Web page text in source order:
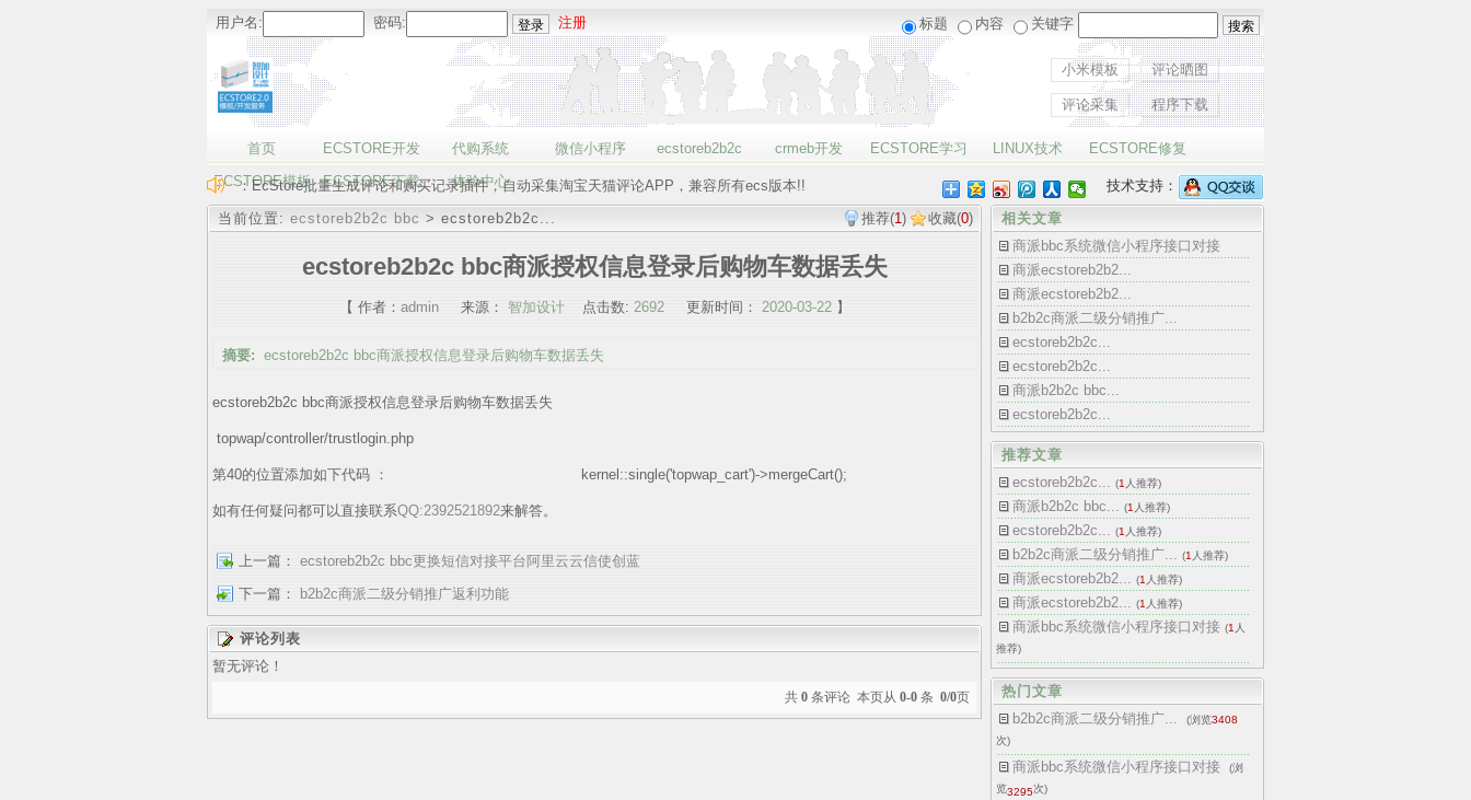
用户名: 密码: 注册 标题 内容 关键字
小米模板 评论晒图
评论采集 程序下载
首页 ECSTORE开发 代购系统 微信小程序
ecstoreb2b2c
bbc
crmeb开发 ECSTORE学习 LINUX技术
ECSTORE修复
ECSTORE模板
ECSTORE下载 体验中心
：EcStore批量生成评论和购买记录插件，自动采集淘宝天猫评论APP，兼容所有ecs版本!!
技术支持：
当前位置: ecstoreb2b2c bbc > ecstoreb2b2c... 推荐(1) 收藏(0)
ecstoreb2b2c bbc商派授权信息登录后购物车数据丢失
【 作者： admin来源： 智加设计点击数: 2692更新时间： 2020-03-22】
摘要: ecstoreb2b2c bbc商派授权信息登录后购物车数据丢失
ecstoreb2b2c bbc商派授权信息登录后购物车数据丢失
topwap/controller/trustlogin.php
第40的位置添加如下代码 ： kernel::single('topwap_cart')->mergeCart();
如有任何疑问都可以直接联系QQ:2392521892来解答。
上一篇： ecstoreb2b2c bbc更换短信对接平台阿里云云信使创蓝
下一篇：
b2b2c商派二级分销推广返利功能
评论列表
暂无评论！
共 0 条评论 本页从 0-0 条 0/0页
相关文章
商派bbc系统微信小程序接口对接
商派ecstoreb2b2...
商派ecstoreb2b2...
b2b2c商派二级分销推广...
ecstoreb2b2c...
ecstoreb2b2c...
商派b2b2c bbc...
ecstoreb2b2c...
推荐文章
ecstoreb2b2c... (1 人推荐)
商派b2b2c bbc... (1 人推荐)
ecstoreb2b2c... (1 人推荐)
b2b2c商派二级分销推广... (1 人推荐)
商派ecstoreb2b2... (1 人推荐)
商派ecstoreb2b2... (1 人推荐)
商派bbc系统微信小程序接口对接 (1 人
推荐)
热门文章
b2b2c商派二级分销推广...
(浏览3408
次)
商派bbc系统微信小程序接口对接
(浏
览3295次)